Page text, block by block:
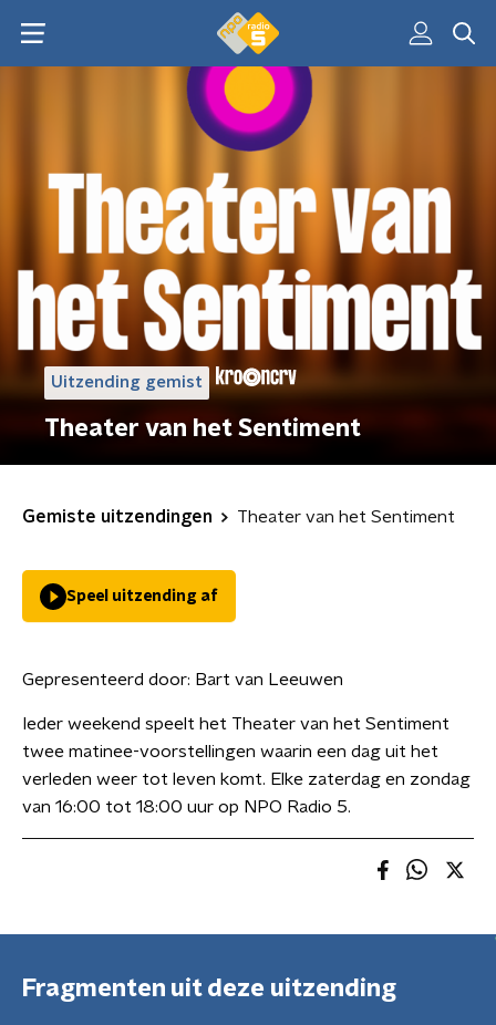
Uitzending gemist
Theater van het Sentiment
Gemiste uitzendingen Theater van het Sentiment
Speel uitzending af
Gepresenteerd door: Bart van Leeuwen
Ieder weekend speelt het Theater van het Sentiment
twee matinee-voorstellingen waarin een dag uit het
verleden weer tot leven komt. Elke zaterdag en zondag
van 16:00 tot 18:00 uur op NPO Radio 5.
Fragmenten uit deze uitzending